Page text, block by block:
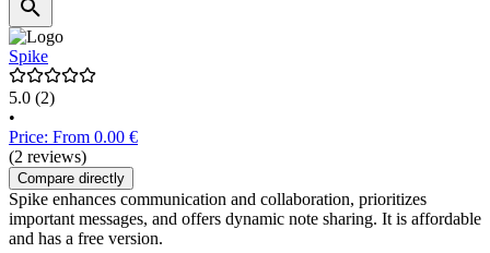
Spike
5.0 (2)
•
Price: From 0.00 €
(2 reviews)
Compare directly
Spike enhances communication and collaboration, prioritizes
important messages, and offers dynamic note sharing. It is affordable
and has a free version.